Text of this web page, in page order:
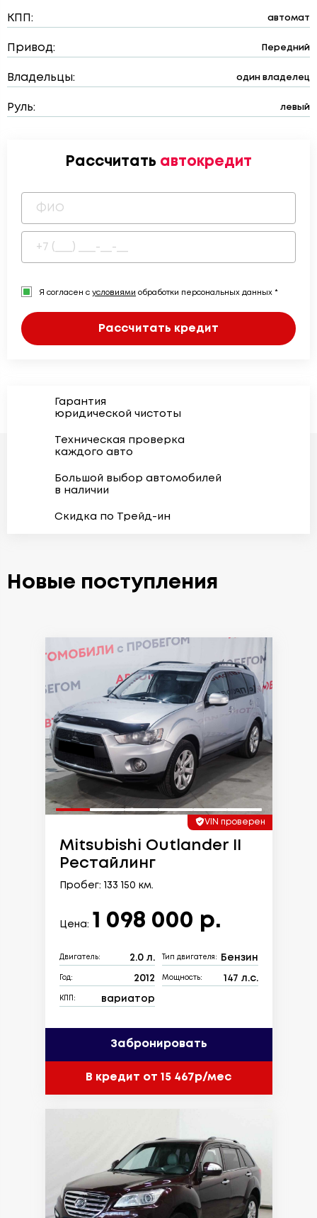
КПП: автомат
Привод: Передний
Владельцы: один владелец
Руль: левый
Рассчитать автокредит
Я согласен с условиями обработки персональных данных *
Рассчитать кредит
Гарантия
юридической чистоты
Техническая проверка
каждого авто
Большой выбор автомобилей
в наличии
Скидка по Трейд-ин
Новые поступления
VIN проверен
Mitsubishi Outlander II
Рестайлинг
Пробег: 133 150 км.
Цена: 1 098 000 р.
Двигатель: 2.0 л. Тип двигателя: Бензин
Год: 2012 Мощность: 147 л.с.
КПП: вариатор
Забронировать
В кредит от 15 467р/мес